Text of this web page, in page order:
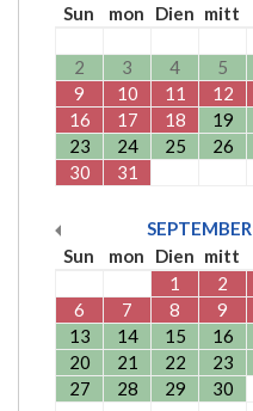
Sun
mon Dien mitt
2
3 4 5
9
10 11 12
16
17 18 19
23
24 25 26
30
31
SEPTEMBER
Sun
mon Dien mitt
1
2
6
7 8 9
13
14 15 16
20
21 22 23
27
28 29 30